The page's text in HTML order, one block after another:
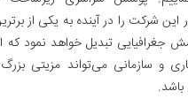
شرکت را در آینده به یکی از
جغرافیایی تبديل خواهد نمود
و سازمانی می‌تواند مزیتی